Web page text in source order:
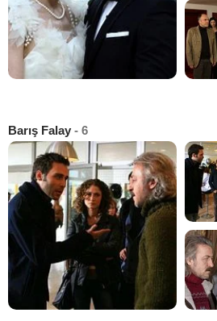
Barış Falay - 6